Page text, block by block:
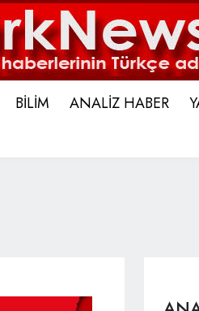
BİLİM ANALİZ HABER